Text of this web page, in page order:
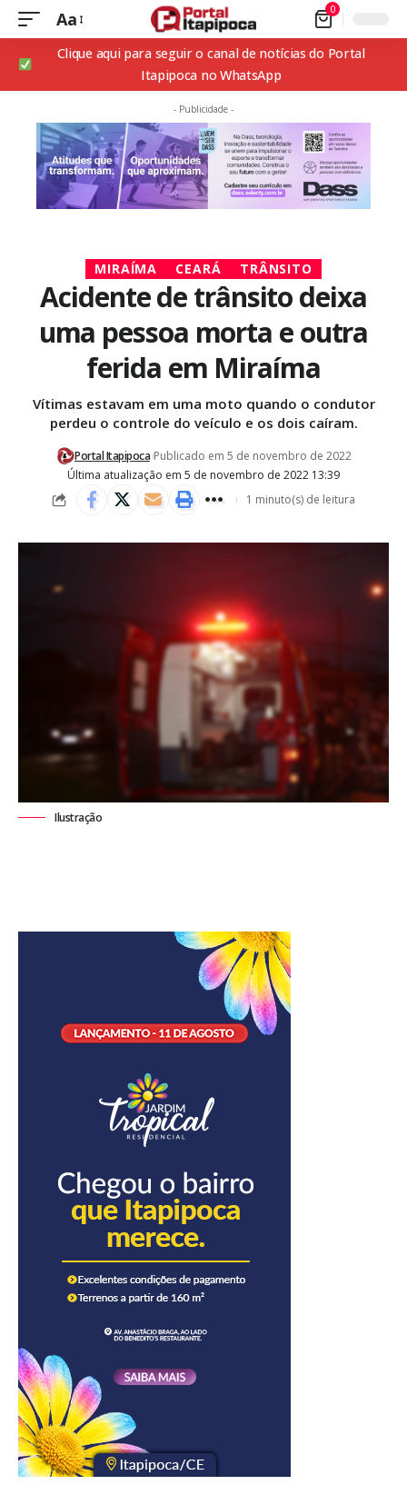
Aa 0
Clique aqui para seguir o canal de notícias do Portal
Itapipoca no WhatsApp
- Publicidade -
MIRAÍMA CEARÁ TRÂNSITO
Acidente de trânsito deixa
uma pessoa morta e outra
ferida em Miraíma
Vítimas estavam em uma moto quando o condutor
perdeu o controle do veículo e os dois caíram.
Última atualização em 5 de novembro de 2022 13:39
Portal Itapipoca Publicado em 5 de novembro de 2022
1 minuto(s) de leitura
Ilustração